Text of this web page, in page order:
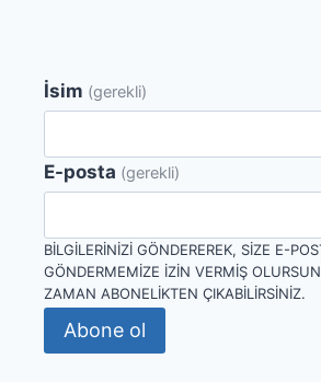
İsim (gerekli)
E-posta (gerekli)
BILGILERINIZI GÖNDEREREK, SIZE E-
GÖNDERMEMIZE IZIN VERMIŞ
ZAMAN ABONELIKTEN ÇIKABILIRSINIZ.
Abone ol